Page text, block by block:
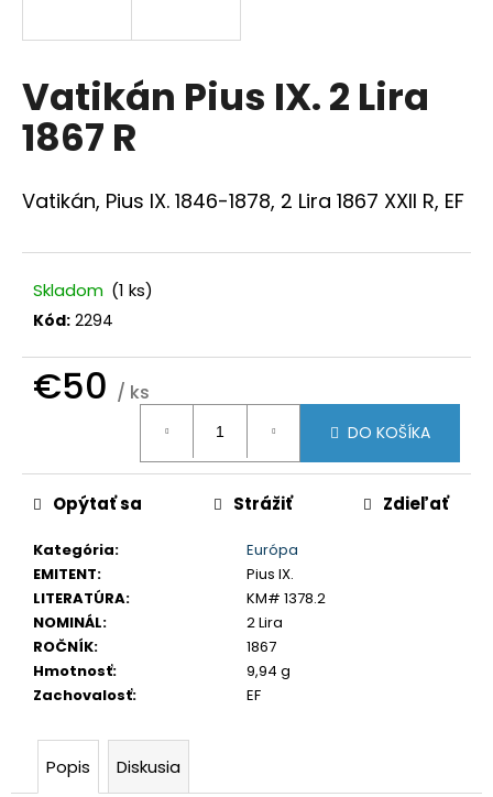
Vatikán Pius IX. 2 Lira
1867 R
Vatikán, Pius IX. 1846-1878, 2 Lira 1867 XXII R, EF
Skladom (1 ks)
Kód: 2294
€50 / ks
DO KOŠÍKA
Kategória:
Európa
EMITENT:
Pius IX.
LITERATÚRA:
KM# 1378.2
NOMINÁL:
2 Lira
ROČNÍK:
1867
Hmotnosť:
9,94 g
Zachovalosť: EF
Opýtať sa Strážiť Zdieľať
Popis Diskusia
s
ť
?
O
d
ú
č
m
e
USA
DOLLAR
1983